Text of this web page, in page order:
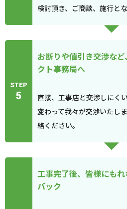
検討頂き、ご商談、施行とな
STEP
5
お断りや値引き交渉な
クト事務局へ
直接、工事店と交渉しにく
変わって我々が交渉いたし
絡ください。
工事完了後、皆様にも
バック